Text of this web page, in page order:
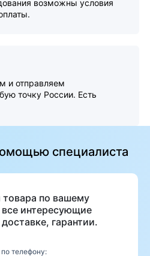
возможны условия
и отправляем
точку России. Есть
специалиста
по вашему
все интересующие
гарантии.
телефону: